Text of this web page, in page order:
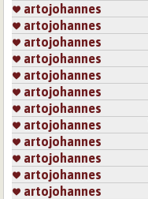
artojohannes
artojohannes
artojohannes
artojohannes
artojohannes
artojohannes
artojohannes
artojohannes
artojohannes
artojohannes
artojohannes
artojohannes